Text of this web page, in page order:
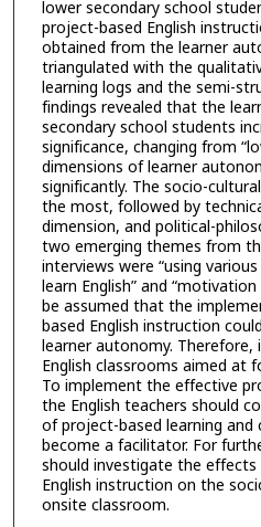
lower secondary school
project-based English
obtained from the learner
triangulated with the
learning logs and the semi-
findings revealed that the
secondary school students
significance, changing from
dimensions of learner
significantly. The socio-
the most, followed by
dimension, and political-
two emerging themes from
interviews were “using
learn English” and
be assumed that the
based English instruction
learner autonomy.
English classrooms aimed at
To implement the effective
the English teachers should
of project-based learning
become a facilitator. For
should investigate the
English instruction on the
onsite classroom.